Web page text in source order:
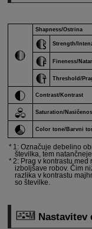
Shapness/Ostrina
Strength/
Fineness/
Threshold/
Contrast/Kontrast
Saturation/
Color tone/Barvni
1: Označuje debelino
številka, tem
2: Prag v kontrastu
izboljšave robov. Čim
razlika v kontrastu
so številke.
Nastavitev